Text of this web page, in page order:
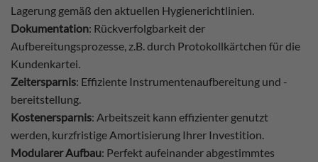
Lagerung gemäß den aktuellen Hygienerichtlinien.
Dokumentation: Rückverfolgbarkeit der
Aufbereitungsprozesse, z.B. durch Protokollkärtchen für die
Kundenkartei.
Zeitersparnis: Effiziente Instrumentenaufbereitung und -
bereitstellung.
Kostenersparnis: Arbeitszeit kann effizienter genutzt
werden, kurzfristige Amortisierung Ihrer Investition.
Modularer Aufbau: Perfekt aufeinander abgestimmtes